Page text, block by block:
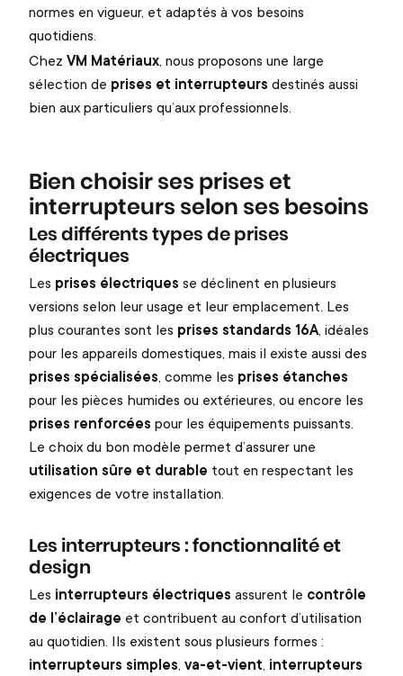
normes en vigueur, et adaptés à vos besoins
quotidiens.
Chez VM Matériaux, nous proposons une large
sélection de prises et interrupteurs destinés aussi
bien aux particuliers qu’aux professionnels.
Bien choisir ses prises et
interrupteurs selon ses besoins
Les différents types de prises
électriques
Les prises électriques se déclinent en plusieurs
versions selon leur usage et leur emplacement. Les
plus courantes sont les prises standards 16A, idéales
pour les appareils domestiques, mais il existe aussi des
prises spécialisées, comme les prises étanches
pour les pièces humides ou extérieures, ou encore les
prises renforcées pour les équipements puissants.
Le choix du bon modèle permet d’assurer une
utilisation sûre et durable tout en respectant les
exigences de votre installation.
Les interrupteurs : fonctionnalité et
design
Les interrupteurs électriques assurent le contrôle
de l’éclairage et contribuent au confort d’utilisation
au quotidien. Ils existent sous plusieurs formes :
interrupteurs simples, va-et-vient, interrupteurs